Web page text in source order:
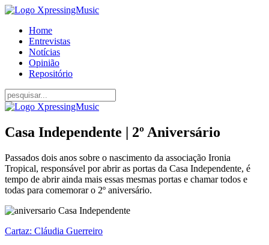
Home
Entrevistas
Notícias
Opinião
Repositório
Casa Independente | 2º Aniversário
Passados dois anos sobre o nascimento da associação Ironia
Tropical, responsável por abrir as portas da Casa Independente, é
tempo de abrir ainda mais essas mesmas portas e chamar todos e
todas para comemorar o 2º aniversário.
Cartaz: Cláudia Guerreiro